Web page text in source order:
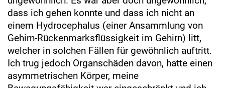
dass ich gehen konnte und dass ich nicht an
einem Hydrocephalus (einer Ansammlung von
Gehirn-Rückenmarksflüssigkeit im Gehirn) litt,
welcher in solchen Fällen für gewöhnlich auftritt.
Ich trug jedoch Organschäden davon, hatte einen
asymmetrischen Körper, meine